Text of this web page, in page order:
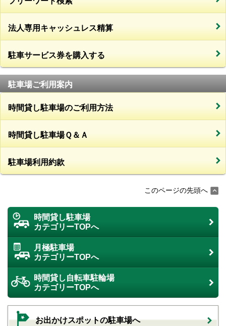
法人専用キャッシュレス精算
駐車サービス券を購入する
駐車場ご利用案内
時間貸し駐車場のご利用方法
時間貸し駐車場Ｑ＆Ａ
駐車場利用約款
このページの先頭へ
時間貸し駐車場
カテゴリーTOPへ
月極駐車場
カテゴリーTOPへ
時間貸し自転車駐輪場
カテゴリーTOPへ
お出かけスポットの駐車場へ